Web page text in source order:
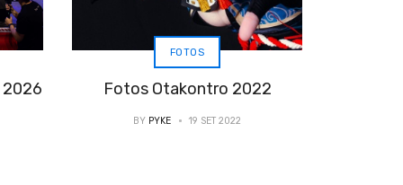
2026
FOTOS
Fotos Otakontro 2022
BY PYKE 19 SET 2022